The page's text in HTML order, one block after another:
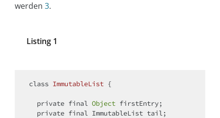
werden 3.
Listing 1
class ImmutableList {
  private final
Object firstEntry;